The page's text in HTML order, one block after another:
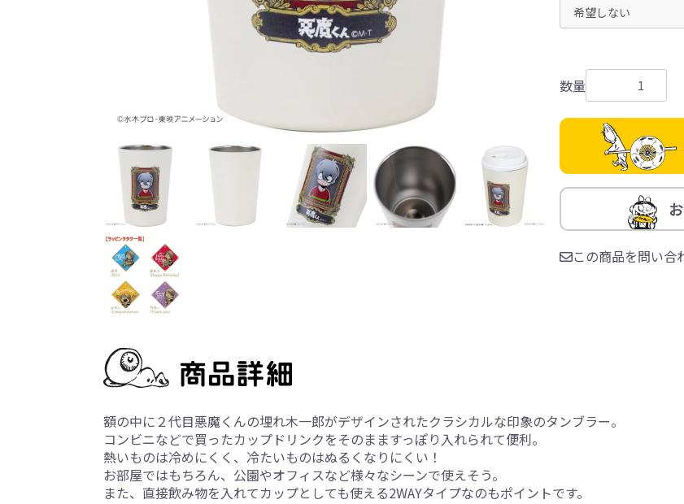
数量
この商品を問い合
額の中に２代目悪魔くんの埋れ木一郎がデザインされたクラシカルな印象のタンブラー。
コンビニなどで買ったカップドリンクをそのまますっぽり入れられて便利。
熱いものは冷めにくく、冷たいものはぬるくなりにくい！
お部屋ではもちろん、公園やオフィスなど様々なシーンで使えそう。
また、直接飲み物を入れてカップとしても使える2WAYタイプなのもポイントです。